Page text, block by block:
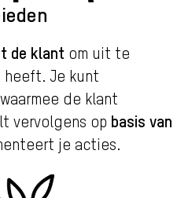
de klant om uit te
heeft. Je kunt
waarmee de klant
vervolgens op basis van
je acties.